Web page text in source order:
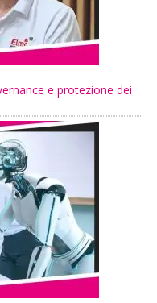
e protezione dei